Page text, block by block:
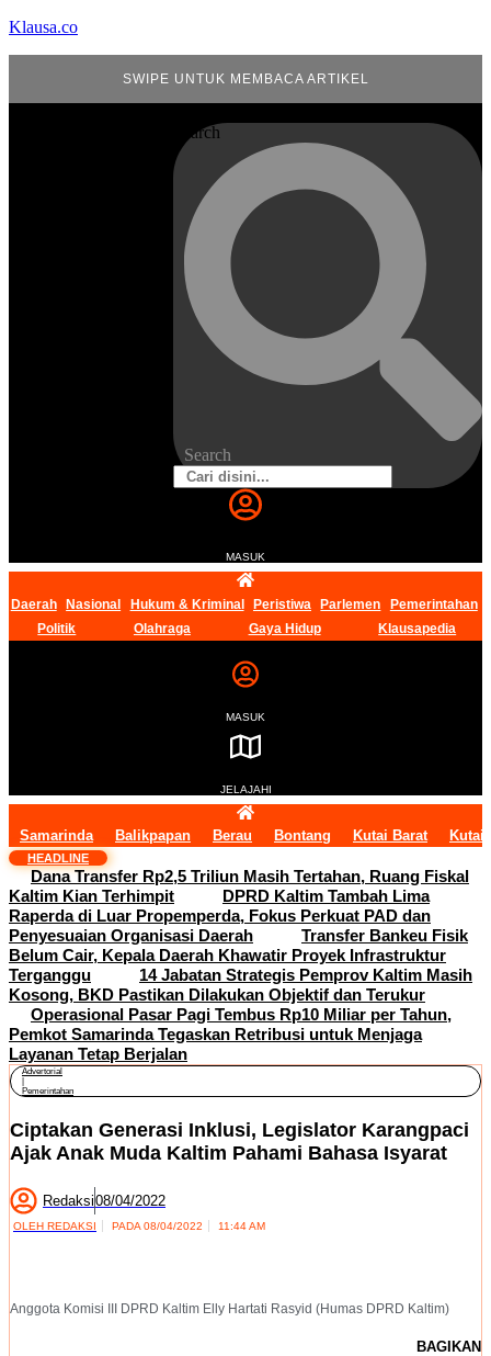
Klausa.co
SWIPE UNTUK MEMBACA ARTIKEL
Search
Search
MASUK
Daerah Nasional Hukum & Kriminal Peristiwa Parlemen
Pemerintahan
Politik
Olahraga Gaya Hidup Klausapedia
MASUK
JELAJAHI
Samarinda Balikpapan Berau Bontang Kutai Barat Kutai
HEADLINE
Dana Transfer Rp2,5 Triliun Masih Tertahan, Ruang Fiskal
Kaltim Kian Terhimpit
DPRD Kaltim Tambah Lima
Raperda di Luar Propemperda, Fokus Perkuat PAD dan
Penyesuaian Organisasi Daerah
Transfer Bankeu Fisik
Belum Cair, Kepala Daerah Khawatir Proyek Infrastruktur
Terganggu
14 Jabatan Strategis Pemprov Kaltim Masih
Kosong, BKD Pastikan Dilakukan Objektif dan Terukur
Operasional Pasar Pagi Tembus Rp10 Miliar per Tahun,
Pemkot Samarinda Tegaskan Retribusi untuk Menjaga
Layanan Tetap Berjalan
Advertorial
Pemerintahan
Ciptakan Generasi Inklusi, Legislator Karangpaci
Ajak Anak Muda Kaltim Pahami Bahasa Isyarat
Redaksi08/04/2022
OLEH REDAKSI PADA 08/04/2022 11:44 AM
Anggota Komisi III DPRD Kaltim Elly Hartati Rasyid (Humas DPRD Kaltim)
BAGIKAN